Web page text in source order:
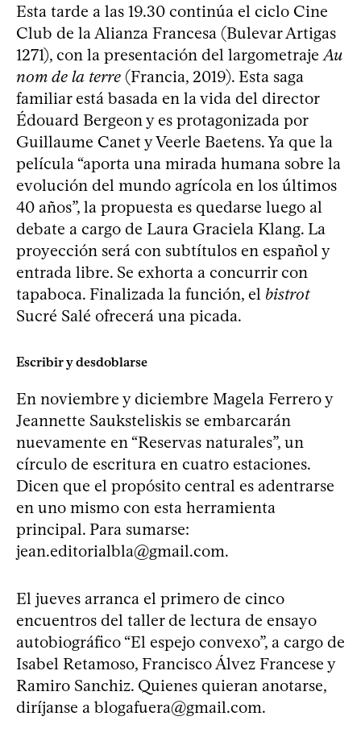
Esta tarde a las 19.30 continúa el ciclo Cine
Club de la Alianza Francesa (Bulevar Artigas
1271), con la presentación del largometrajeAu
nom de la terre (Francia, 2019). Esta saga
familiar está basada en la vida del director
Édouard Bergeon y es protagonizada por
Guillaume Canet y Veerle Baetens. Ya que la
película “aporta una mirada humana sobre la
evolución del mundo agrícola en los últimos
40 años”, la propuesta es quedarse luego al
debate a cargo de Laura Graciela Klang. La
proyección será con subtítulos en español y
entrada libre. Se exhorta a concurrir con
tapaboca. Finalizada la función, el bistrot
Sucré Salé ofrecerá una picada.
Escribir y desdoblarse
En noviembre y diciembre Magela Ferrero y
Jeannette Sauksteliskis se embarcarán
nuevamente en “Reservas naturales”, un
círculo de escritura en cuatro estaciones.
Dicen que el propósito central es adentrarse
en uno mismo con esta herramienta
principal. Para sumarse:
jean.editorialbla@gmail.com.
El jueves arranca el primero de cinco
encuentros del taller de lectura de ensayo
autobiográfico “El espejo convexo”, a cargo de
Isabel Retamoso, Francisco Álvez Francese y
Ramiro Sanchiz. Quienes quieran anotarse,
diríjanse a blogafuera@gmail.com.